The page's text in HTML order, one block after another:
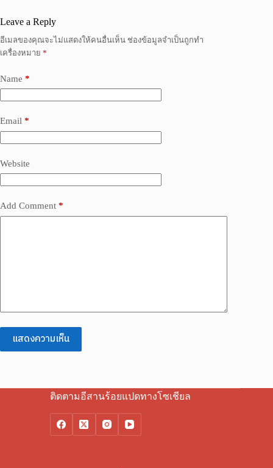
Leave a Reply
อีเมลของคุณจะไม่แสดงให้คนอื่นเห็น ช่องข้อมูลจำเป็นถูกทำ
เครื่องหมาย *
Name *
Email *
Website
Add Comment *
แสดงความเห็น
ติดตามอีสานร้อยแปดทางโซเชียล